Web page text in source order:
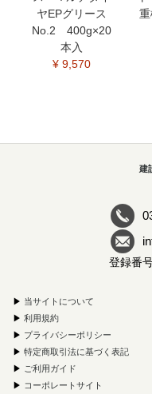
ヤEPグリース
No.2 400g×20
本入
¥ 9,570
建
登録番
▶ 当サイトについて
▶ 利用規約
▶ プライバシーポリシー
▶ 特定商取引法に基づく表記
▶ ご利用ガイド
▶ コーポレートサイト